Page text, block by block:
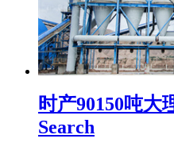
时产90150吨大
Search